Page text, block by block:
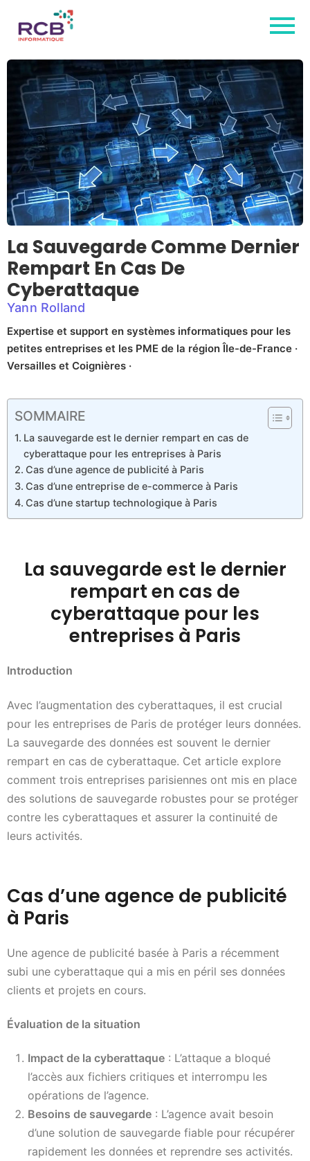
La Sauvegarde Comme Dernier
Rempart En Cas De
Cyberattaque
Yann Rolland
Expertise et support en systèmes informatiques pour les
petites entreprises et les PME de la région Île-de-France ·
Versailles et Coignières ·
SOMMAIRE
La sauvegarde est le dernier rempart en cas de
cyberattaque pour les entreprises à Paris
Cas d’une agence de publicité à Paris
Cas d’une entreprise de e-commerce à Paris
Cas d’une startup technologique à Paris
La sauvegarde est le dernier
rempart en cas de
cyberattaque pour les
entreprises à Paris
Introduction
Avec l’augmentation des cyberattaques, il est crucial
pour les entreprises de Paris de protéger leurs données.
La sauvegarde des données est souvent le dernier
rempart en cas de cyberattaque. Cet article explore
comment trois entreprises parisiennes ont mis en place
des solutions de sauvegarde robustes pour se protéger
contre les cyberattaques et assurer la continuité de
leurs activités.
Cas d’une agence de publicité
à Paris
Une agence de publicité basée à Paris a récemment
subi une cyberattaque qui a mis en péril ses données
clients et projets en cours.
Évaluation de la situation
Impact de la cyberattaque : L’attaque a bloqué
l’accès aux fichiers critiques et interrompu les
opérations de l’agence.
Besoins de sauvegarde : L’agence avait besoin
d’une solution de sauvegarde fiable pour récupérer
rapidement les données et reprendre ses activités.